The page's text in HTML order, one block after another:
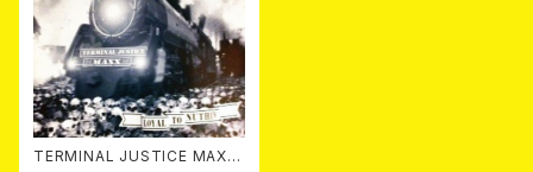
TERMINAL JUSTICE MAXX